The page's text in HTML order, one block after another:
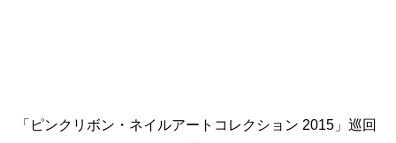
「ピンクリボン・ネイルアートコレクション 2015」巡回